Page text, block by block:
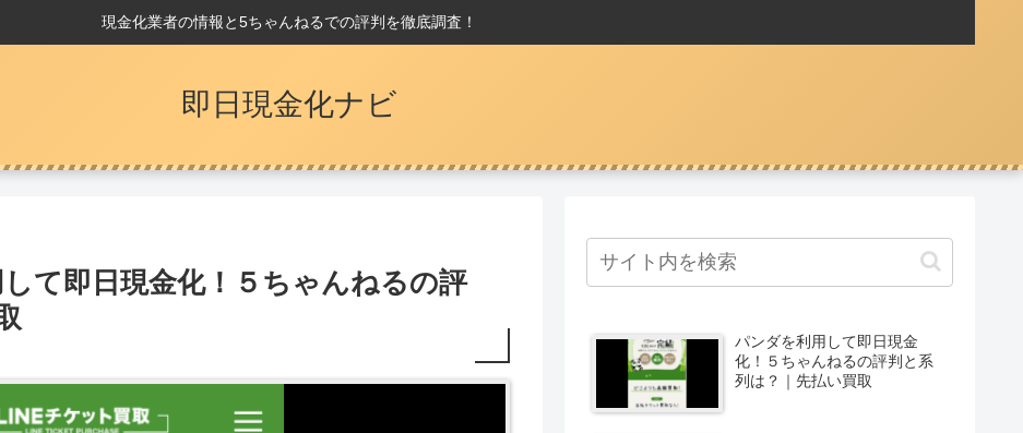
現金化業者の情報と5ちゃんねるでの評判を徹底調査！
即日現金化ナビ
て即日現金化！５ちゃんねるの評
パンダを利用して即日現金
化！５ちゃんねるの評判と系
列は？｜先払い買取